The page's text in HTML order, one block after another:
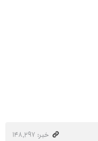
خبر: ۱۴۸٬۲۹۷